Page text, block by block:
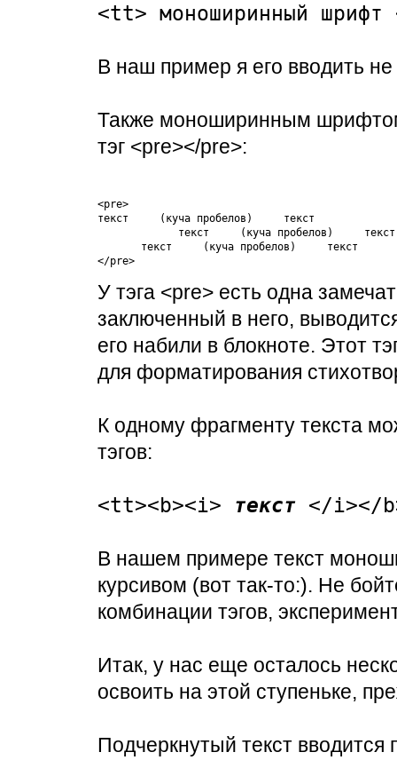
<tt> моноширинный
В наш пример я его вводить
Также моноширинным
тэг <pre></pre>:
<pre>
текст     (куча пробелов)     текст
             текст     (куча пробелов)     текст
       текст     (куча пробелов)     текст
</pre>
У тэга <pre> есть одна
заключенный в него,
его набили в блокноте. Этот
для форматирования
К одному фрагменту текста
тэгов:
<tt><b><i> текст </i></
В нашем примере текст
курсивом (вот так-то:). Не
комбинации тэгов,
Итак, у нас еще осталось
освоить на этой ступеньке,
Подчеркнутый текст вводится